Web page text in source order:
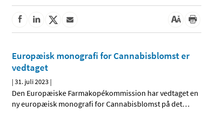
Europæisk monografi for Cannabisblomst er
vedtaget
|31. juli 2023 |
Den Europæiske Farmakopékommission har vedtaget en
ny europæisk monografi for Cannabisblomst på det…